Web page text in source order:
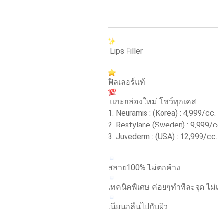
Lips Filler
ฟิลเลอร์แท้
แกะกล่องใหม่ โชว์ทุกเคส
1. Neuramis : (Korea) : 4,999/cc.
2. Restylane (Sweden) : 9,999/
3. Juvederm : (USA) : 12,999/cc.
สลาย100% ไม่ตกค้าง
เทคนิคพิเศษ ค่อยๆทำทีละจุด ไม่
เนียนกลืนไปกับผิว